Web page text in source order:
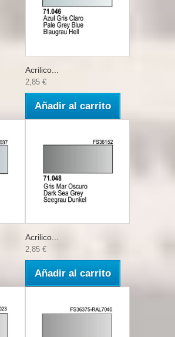
Acrilico...
2,85 €
Añadir al carrito
Acrilico...
2,85 €
Añadir al carrito